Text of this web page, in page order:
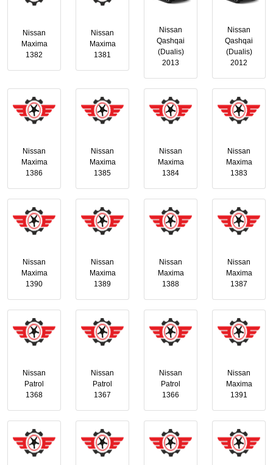
Nissan
Qashqai
(Dualis)
2012
Nissan
Qashqai
(Dualis)
2013
Nissan
Maxima
1381
Nissan
Maxima
1382
Nissan
Maxima
1383
Nissan
Maxima
1384
Nissan
Maxima
1385
Nissan
Maxima
1386
Nissan
Maxima
1387
Nissan
Maxima
1388
Nissan
Maxima
1389
Nissan
Maxima
1390
Nissan
Maxima
1391
Nissan
Patrol
1366
Nissan
Patrol
1367
Nissan
Patrol
1368